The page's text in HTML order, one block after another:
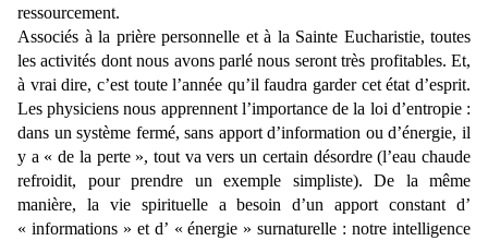
ressourcement.
Associés à la prière personnelle et à la Sainte Eucharistie, toutes
les activités dont nous avons parlé nous seront très profitables. Et,
à vrai dire, c’est toute l’année qu’il faudra garder cet état d’esprit.
Les physiciens nous apprennent l’importance de la loi d’entropie :
dans un système fermé, sans apport d’information ou d’énergie, il
y a « de la perte », tout va vers un certain désordre (l’eau chaude
refroidit, pour prendre un exemple simpliste). De la même
manière, la vie spirituelle a besoin d’un apport constant d’
« informations » et d’ « énergie » surnaturelle : notre intelligence